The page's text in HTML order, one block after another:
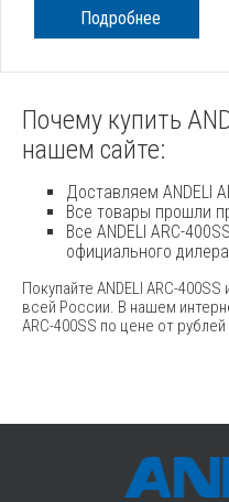
Подробнее
Почему купить
нашем сайте:
Доставляем ANDELI
Все товары прошли
Все ANDELI ARC-
официального дилера.
Покупайте ANDELI ARC-
всей России. В нашем
ARC-400SS по цене от рублей